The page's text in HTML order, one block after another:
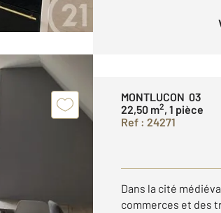
MONTLUCON 03
22,50 m2, 1 pièce
Ref : 24271
Dans la cité
commerces et des